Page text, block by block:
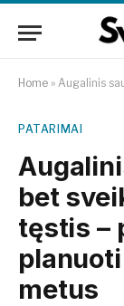
Home » Augalinis sausis
PATARIMAI
bet
tęstis –
metus